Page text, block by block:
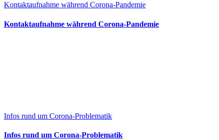
Kontaktaufnahme während Corona-Pandemie
Kontaktaufnahme während Corona-Pandemie
Infos rund um Corona-Problematik
Infos rund um Corona-Problematik